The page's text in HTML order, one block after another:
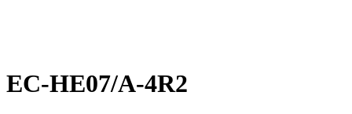
EC-HE07/A-4R2